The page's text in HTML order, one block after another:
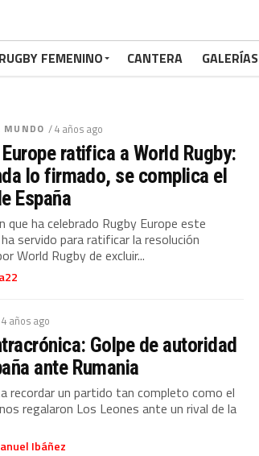
RUGBY FEMENINO CANTERA GALERÍAS
MUNDO / 4 años ago
ratifica a World Rugby:
lo firmado, se complica el
España
que ha celebrado Rugby Europe este
servido para ratificar la resolución
World Rugby de excluir...
años ago
Golpe de autoridad
ante Rumania
recordar un partido tan completo como el
regalaron Los Leones ante un rival de la
Ibáñez